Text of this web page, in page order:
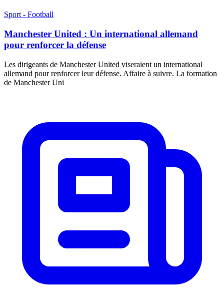
Sport - Football
Manchester United : Un international allemand
pour renforcer la défense
Les dirigeants de Manchester United viseraient un international
allemand pour renforcer leur défense. Affaire à suivre. La formation
de Manchester Uni